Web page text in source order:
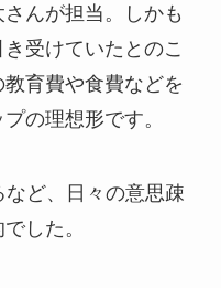
んが担当。しかも
受けていたとのこ
育費や食費などを
の理想形です。
ど、日々の意思疎
した。